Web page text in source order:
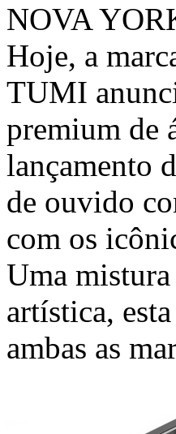
NOVA
Hoje, a
TUMI
premium de
lançamento
de ouvido
com os
Uma mistura
artística,
ambas as